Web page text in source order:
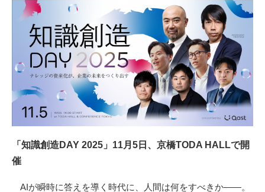
REAL ESTATE BROKERAGE JOURNAL
SMART MARKETING JOURNAL
BPaaS JOURNAL
ADOPTABLE DOG JOURNAL
「知識創造DAY 2025」11月5日、京橋TODA HALLで開
催
AIが瞬時に答えを導く時代に、人間は何をすべきか――。